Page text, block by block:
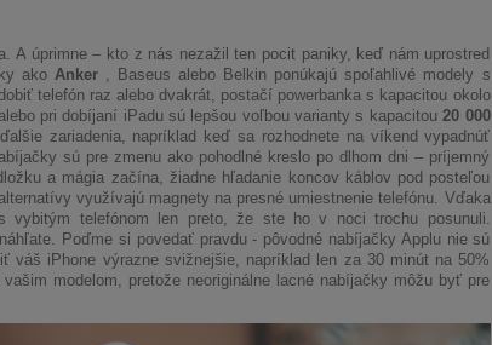
A úprimne – kto z nás nezažil ten pocit paniky, keď nám uprostred
akoAnker , Baseus alebo Belkin ponúkajú spoľahlivé modely s
telefón raz alebo dvakrát, postačí powerbanka s kapacitou okolo
pri dobíjaní iPadu sú lepšou voľbou varianty s kapacitou20 000
zariadenia, napríklad keď sa rozhodnete na víkend vypadnúť
sú pre zmenu ako pohodlné kreslo po dlhom dni – príjemný
a mágia začína, žiadne hľadanie koncov káblov pod posteľou
využívajú magnety na presné umiestnenie telefónu. Vďaka
vybitým telefónom len preto, že ste ho v noci trochu posunuli.
Poďme si povedať pravdu - pôvodné nabíjačky Applu nie sú
váš iPhone výrazne svižnejšie, napríklad len za 30 minút na 50%
modelom, pretože neoriginálne lacné nabíjačky môžu byť pre